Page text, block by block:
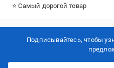
⭐ Самый дорогой товар
Подписывайтесь, чтобы